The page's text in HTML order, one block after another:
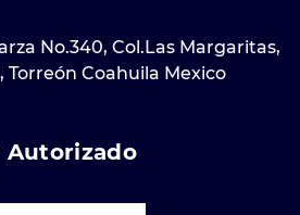
No.340, Col.Las Margaritas,
Torreón Coahuila Mexico